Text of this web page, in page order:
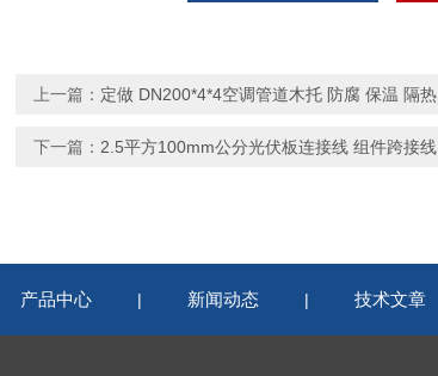
上一篇： 定做 DN200*4*4空调管道木托 防腐 保温 隔热
下一篇： 2.5平方100mm公分光伏板连接线 组件跨接线
产品中心 | 新闻动态 | 技术文章